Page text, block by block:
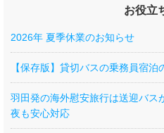
お役立
2026年 夏季休業のお知らせ
【保存版】貸切バスの乗務員宿
羽田発の海外慰安旅行は送迎バス
夜も安心対応